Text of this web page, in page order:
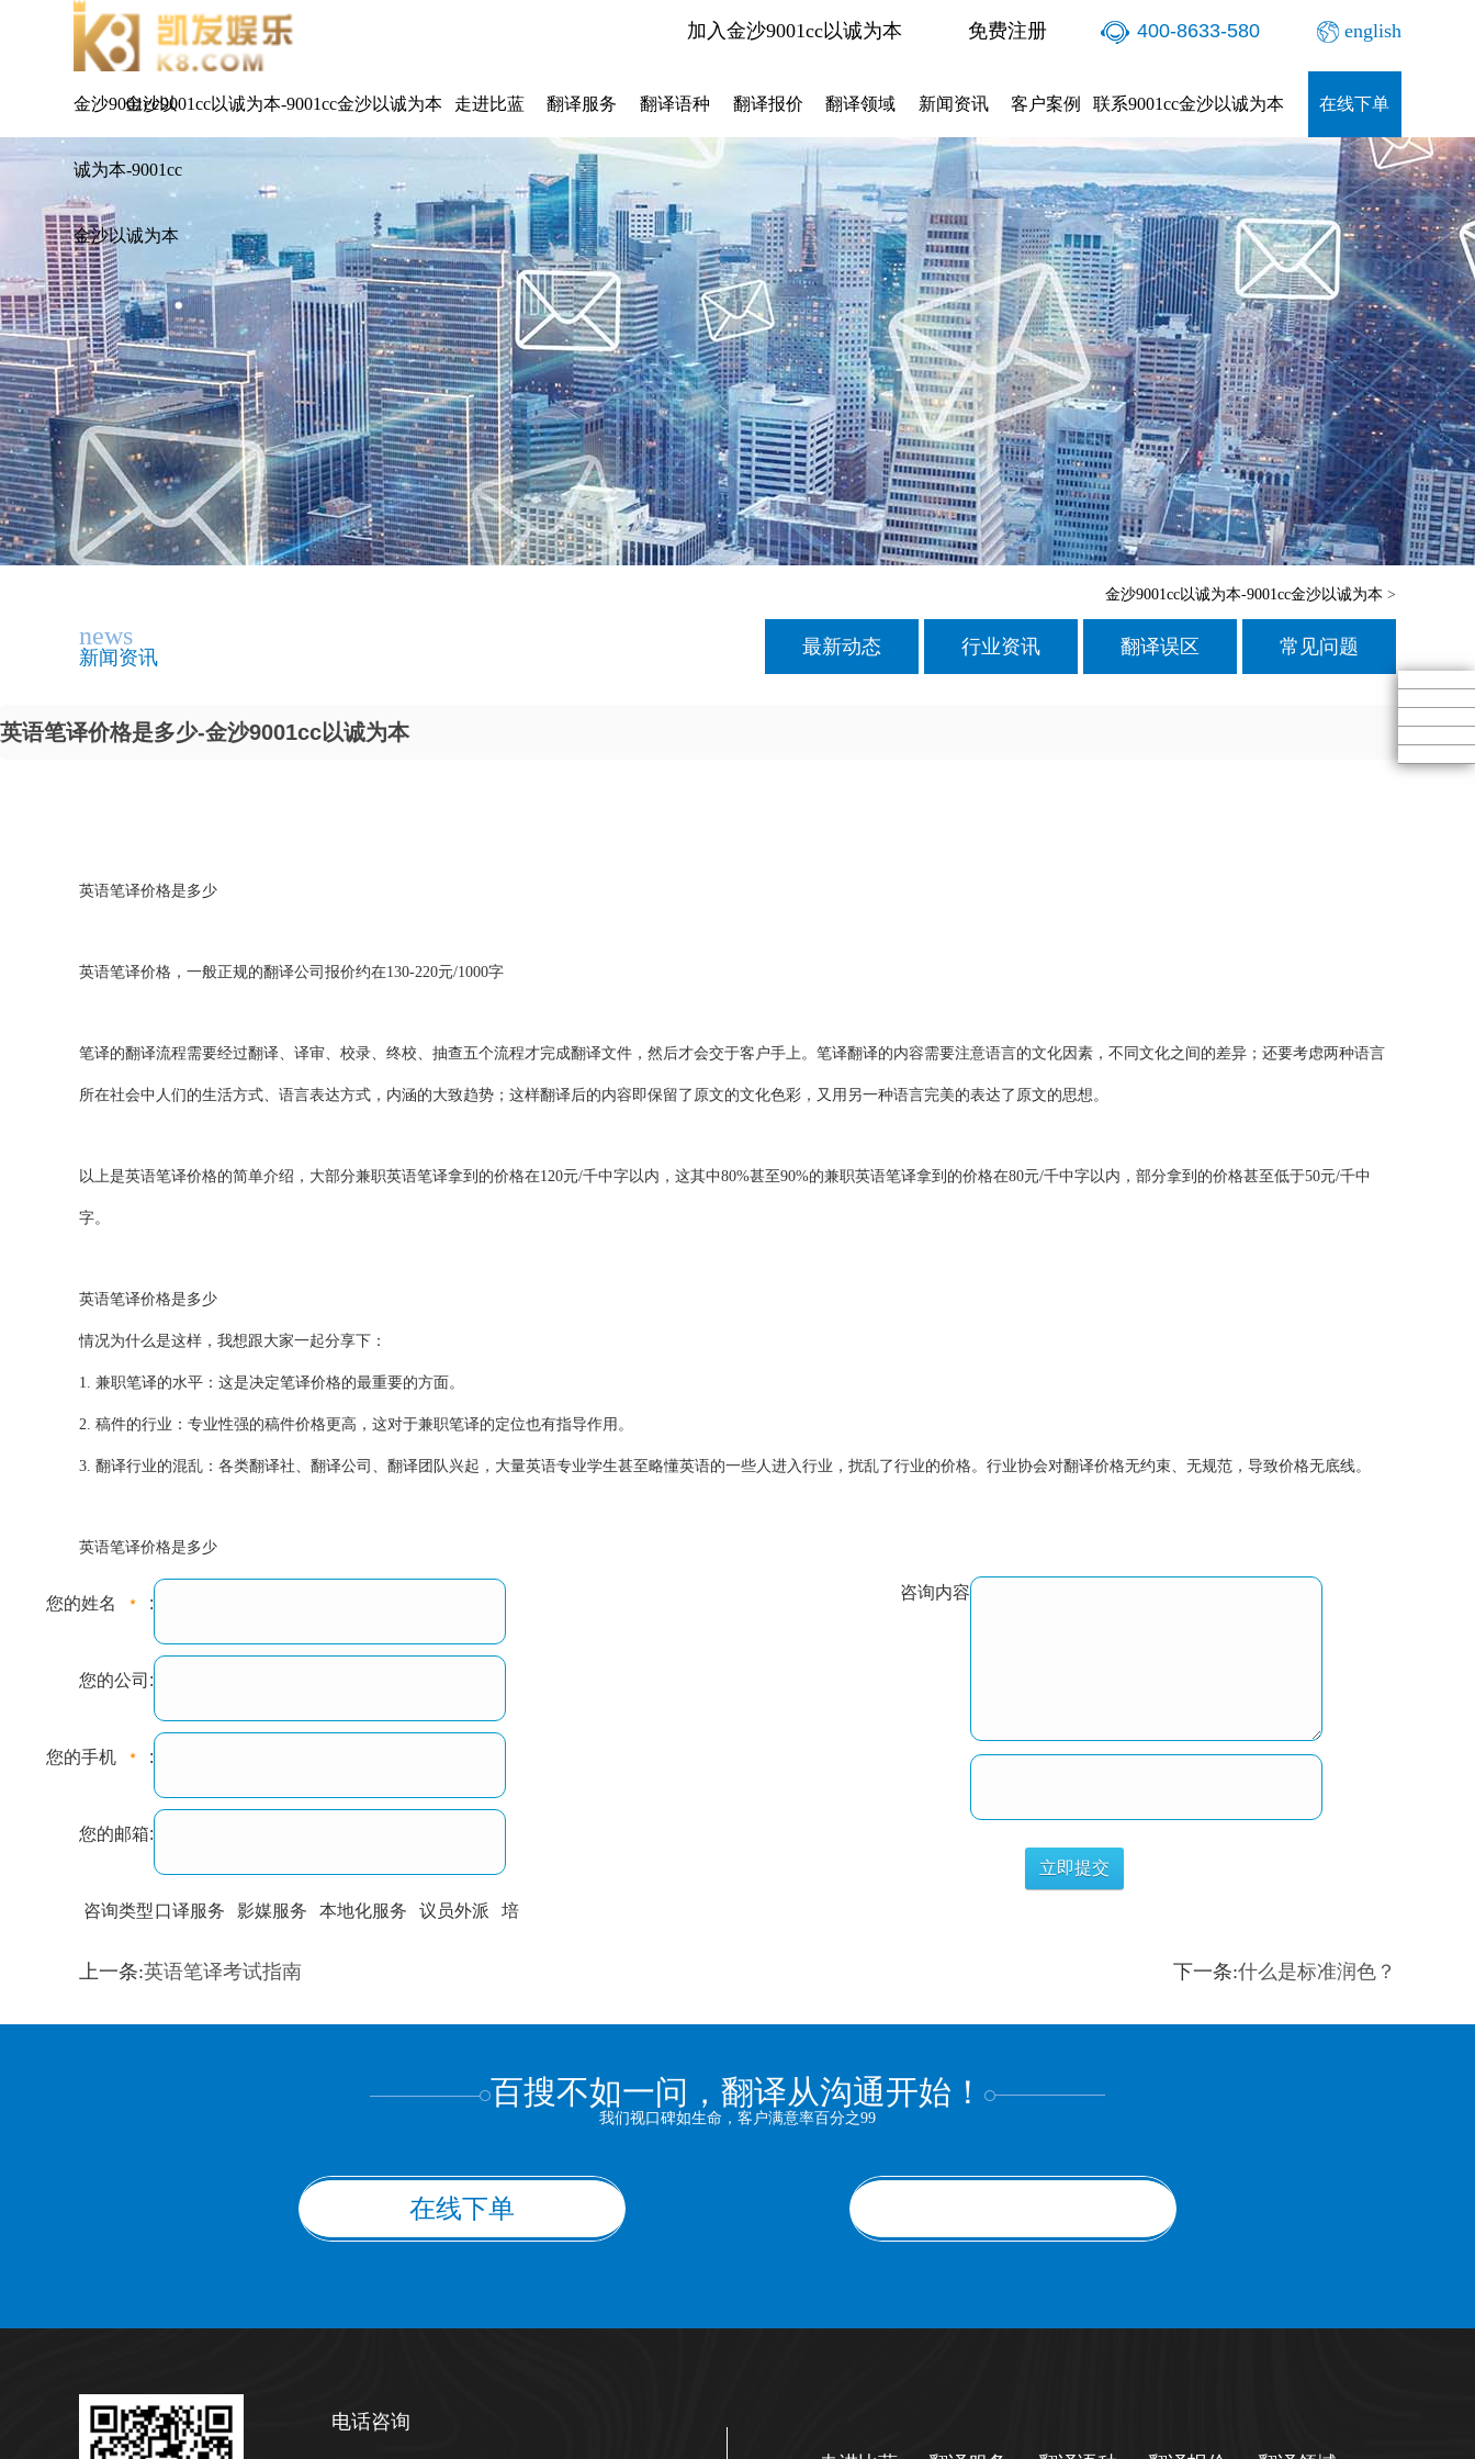
加入金沙9001cc以诚为本 免费注册 400-8633-580 english
金沙9001cc以
诚为本-9001cc
金沙以诚为本
金沙9001cc以诚为本-9001cc金沙以诚为本 走进比蓝 翻译服务 翻译语种 翻译报价 翻译领域 新闻资讯 客户案例 联系9001cc金沙以诚为本 在线下单
金沙9001cc以诚为本-9001cc金沙以诚为本 >
news
新闻资讯 最新动态 行业资讯 翻译误区 常见问题
英语笔译价格是多少-金沙9001cc以诚为本
英语笔译价格是多少
英语笔译价格，一般正规的翻译公司报价约在130-220元/1000字
笔译的翻译流程需要经过翻译、译审、校录、终校、抽查五个流程才完成翻译文件，然后才会交于客户手上。笔译翻译的内容需要注意语言的文化因素，不同文化之间的差异；还要考虑两种语言
所在社会中人们的生活方式、语言表达方式，内涵的大致趋势；这样翻译后的内容即保留了原文的文化色彩，又用另一种语言完美的表达了原文的思想。
以上是英语笔译价格的简单介绍，大部分兼职英语笔译拿到的价格在120元/千中字以内，这其中80%甚至90%的兼职英语笔译拿到的价格在80元/千中字以内，部分拿到的价格甚至低于50元/千中
字。
英语笔译价格是多少
情况为什么是这样，我想跟大家一起分享下：
1. 兼职笔译的水平：这是决定笔译价格的最重要的方面。
2. 稿件的行业：专业性强的稿件价格更高，这对于兼职笔译的定位也有指导作用。
3. 翻译行业的混乱：各类翻译社、翻译公司、翻译团队兴起，大量英语专业学生甚至略懂英语的一些人进入行业，扰乱了行业的价格。行业协会对翻译价格无约束、无规范，导致价格无底线。
英语笔译价格是多少
您的姓名 :
您的公司:
您的手机 :
您的邮箱:
咨询类型口译服务 影媒服务 本地化服务 议员外派 培
训翻译 标准级 专业级
咨询内容
上一条:英语笔译考试指南 下一条:什么是标准润色？
百搜不如一问，翻译从沟通开始！
我们视口碑如生命，客户满意率百分之99
在线下单
电话咨询